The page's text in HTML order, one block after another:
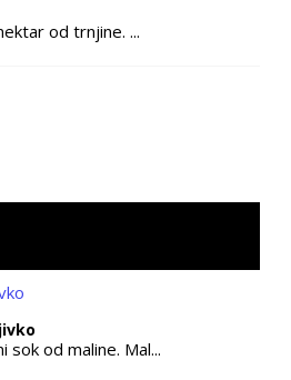
od trnjine. ...
sok od maline. Mal...